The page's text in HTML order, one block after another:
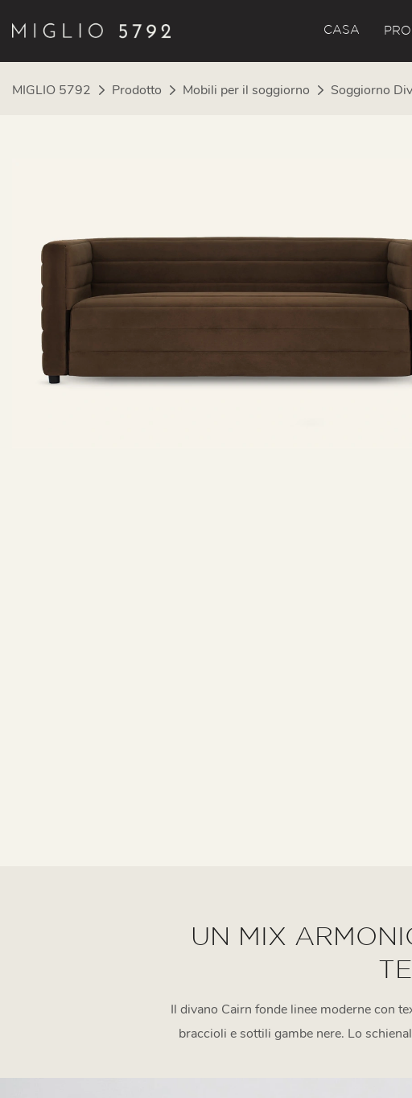
CASA
MIGLIO 5792 Prodotto Mobili per il soggiorno Soggiorno
UN MIX
Il divano Cairn fonde linee moderne con
braccioli e sottili gambe nere. Lo